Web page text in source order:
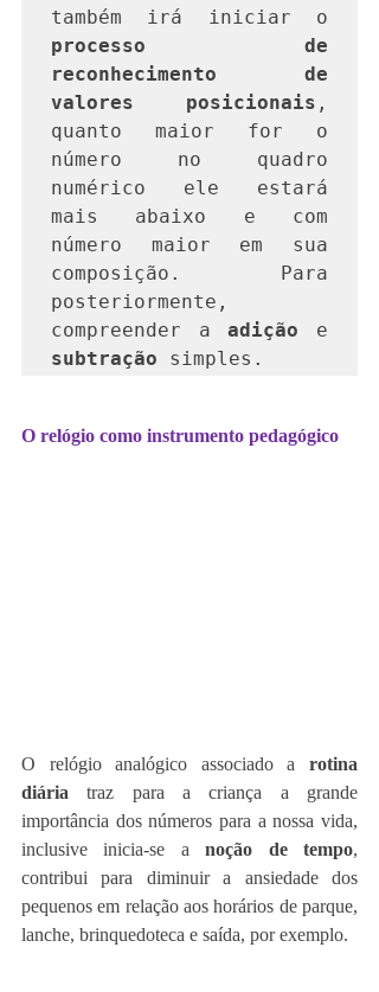
processo de
reconhecimento de
valores posicionais ,
quanto maior for o
número no quadro
numérico ele estará
mais abaixo e com
número maior em sua
composição. Para
posteriormente,
compreender a adição
subtração simples.
O relógio como instrumento pedagógico
O relógio analógico associado a rotina
diária traz para a criança a grande
importância dos números para a nossa vida,
inclusive inicia-se a noção de tempo,
contribui para diminuir a ansiedade dos
pequenos em relação aos horários de parque,
lanche, brinquedoteca e saída, por exemplo.